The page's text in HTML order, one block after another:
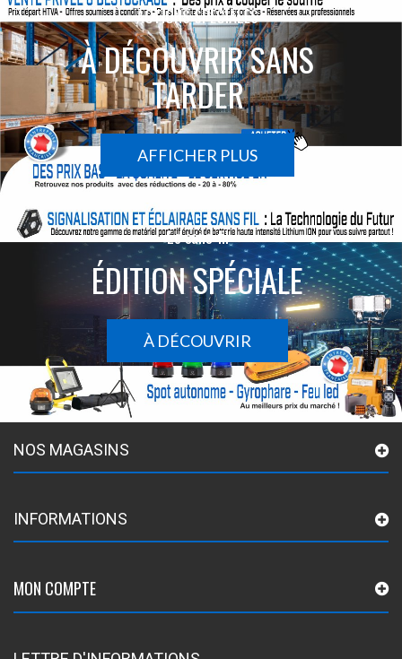
ACTIONS SPÉCIALES
À DÉCOUVRIR SANS
TARDER
AFFICHER PLUS
Le sans-fil
ÉDITION SPÉCIALE
À DÉCOUVRIR
NOS MAGASINS
INFORMATIONS
MON COMPTE